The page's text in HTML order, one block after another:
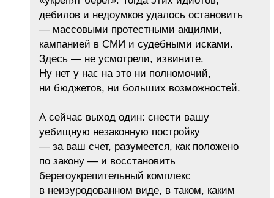
дебилов и недоумков удалось остановить
— массовыми протестными акциями,
кампанией в СМИ и судебными исками.
Здесь — не усмотрели, извините.
Ну нет у нас на это ни полномочий,
ни бюджетов, ни больших возможностей.
А сейчас выход один: снести вашу
уебищную незаконную постройку
— за ваш счет, разумеется, как положено
по закону — и восстановить
берегоукрепительный комплекс
в неизуродованном виде, в таком, каким